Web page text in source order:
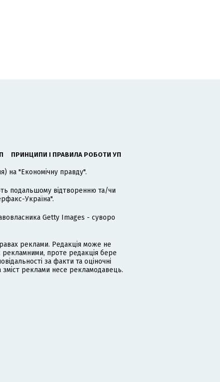
ПРИНЦИПИ І ПРАВИЛА РОБОТИ УП
на "Економічну правду".
подальшому відтворенню та/чи
Україна".
Getty Images - суворо
реклами. Редакція може не
проте редакція бере
за факти та оціночні
зміст реклами несе рекламодавець.